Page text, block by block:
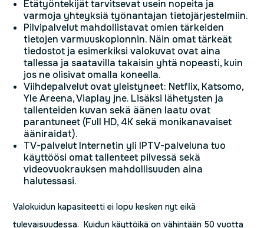
Etätyöntekijät tarvitsevat usein nopeita ja
varmoja yhteyksiä työnantajan tietojärjestelmiin.
Pilvipalvelut mahdollistavat omien tärkeiden
tietojen varmuuskopionnin. Näin omat tärkeät
tiedostot ja esimerkiksi valokuvat ovat aina
tallessa ja saatavilla takaisin yhtä nopeasti, kuin
jos ne olisivat omalla koneella.
Viihdepalvelut ovat yleistyneet: Netflix, Katsomo,
Yle Areena, Viaplay jne. Lisäksi lähetysten ja
tallenteiden kuvan sekä äänen laatu ovat
parantuneet (Full HD, 4K sekä monikanavaiset
ääniraidat).
TV-palvelut Internetin yli IPTV-palveluna tuo
käyttöösi omat tallenteet pilvessä sekä
videovuokrauksen mahdollisuuden aina
halutessasi.
Valokuidun kapasiteetti ei lopu kesken nyt eikä
tulevaisuudessa. Kuidun käyttöikä on vähintään 50 vuotta